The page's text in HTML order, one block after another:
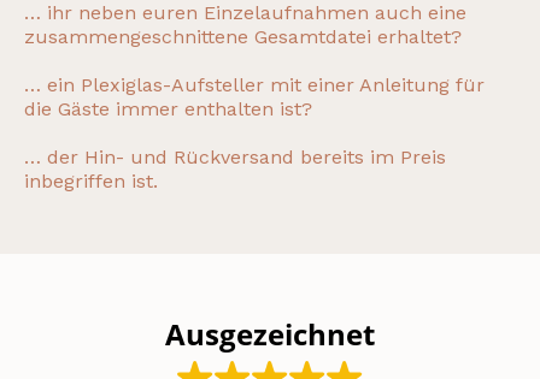
… ihr neben euren Einzelaufnahmen auch eine
zusammengeschnittene Gesamtdatei erhaltet?
… ein Plexiglas-Aufsteller mit einer Anleitung für
die Gäste immer enthalten ist?
… der Hin- und Rückversand bereits im Preis
inbegriffen ist.
Ausgezeichnet